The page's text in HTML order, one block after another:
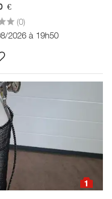
€
(0)
2026 à 19h50
1